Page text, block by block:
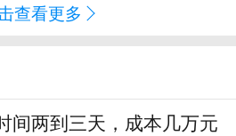
查看更多
间两到三天，成本几万元